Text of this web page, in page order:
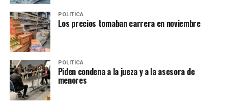
POLITICA
Los precios tomaban carrera en noviembre
POLITICA
Piden condena a la jueza y a la asesora de
menores